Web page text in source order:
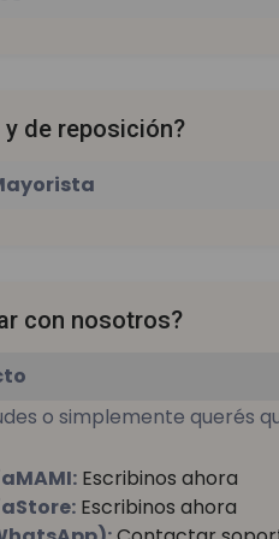
y de reposición?
con nosotros?
o simplemente
Escribinos ahora
Escribinos ahora